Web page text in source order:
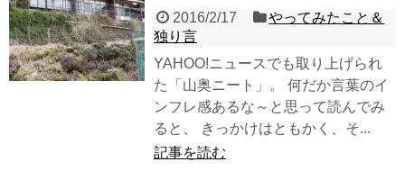
2016/2/17
やってみたこと＆
独り言
YAHOO!ニュースでも取り上げられ
た「山奥ニート」。 何だか言葉のイ
ンフレ感あるな～と思って読んでみ
ると、 きっかけはともかく、そ...
記事を読む